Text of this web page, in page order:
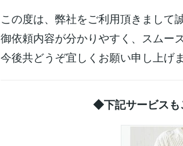
この度は、弊社をご利用頂きまして
御依頼内容が分かりやすく、スムー
今後共どうぞ宜しくお願い申し上げま
◆下記サービス